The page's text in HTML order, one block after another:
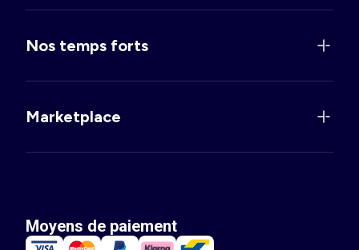
Nos temps forts
Marketplace
Moyens de paiement